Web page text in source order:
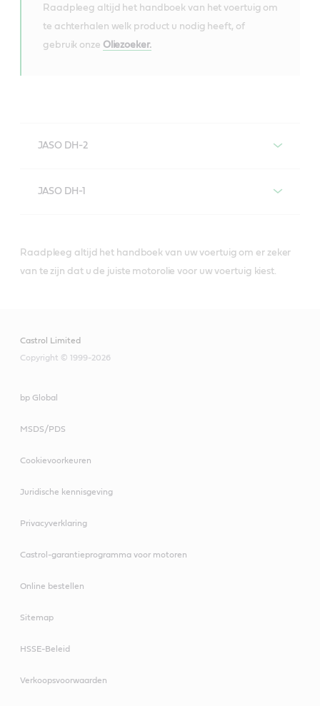
Raadpleeg altijd het handboek van het voertuig om
te achterhalen welk product u nodig heeft, of
gebruik onze Oliezoeker.
JASO DH-2
JASO DH-1
specificatie
Raadpleeg altijd het handboek van uw voertuig om er zeker
van te zijn dat u de juiste motorolie voor uw voertuig kiest.
Castrol Limited
Copyright © 1999-2026
bp Global
MSDS/PDS
Cookievoorkeuren
Juridische kennisgeving
Privacyverklaring
Castrol-garantieprogramma voor motoren
Online bestellen
Sitemap
HSSE-Beleid
Verkoopsvoorwaarden